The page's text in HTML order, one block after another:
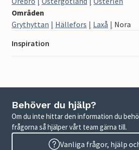
Områden
Grythyttan
Hällefors Laxå
Nora
Inspiration
Behöver du hjälp?
Om du inte hittar den information du
frågorna så hjälper vårt team gärna till.
Vanliga frågor, hjälp